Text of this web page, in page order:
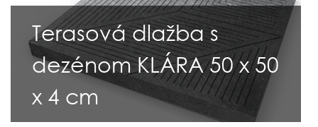
Terasová dlažba s
dezénom KLÁRA 50 x 50
x 4 cm